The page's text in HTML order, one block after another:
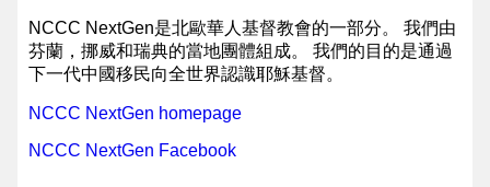
NCCC NextGen是北歐華人基督教會的一部分。 我們由
芬蘭，挪威和瑞典的當地團體組成。 我們的目的是通過
下一代中國移民向全世界認識耶穌基督。
NCCC NextGen homepage
NCCC NextGen Facebook